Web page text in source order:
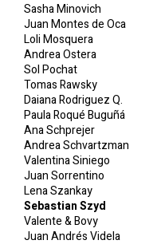
Sasha Minovich
Juan Montes de Oca
Loli Mosquera
Andrea Ostera
Sol Pochat
Tomas Rawsky
Daiana Rodriguez Q.
Paula Roqué Buguñá
Ana Schprejer
Andrea Schvartzman
Valentina Siniego
Juan Sorrentino
Lena Szankay
Sebastian Szyd
Valente & Bovy
Juan Andrés Videla